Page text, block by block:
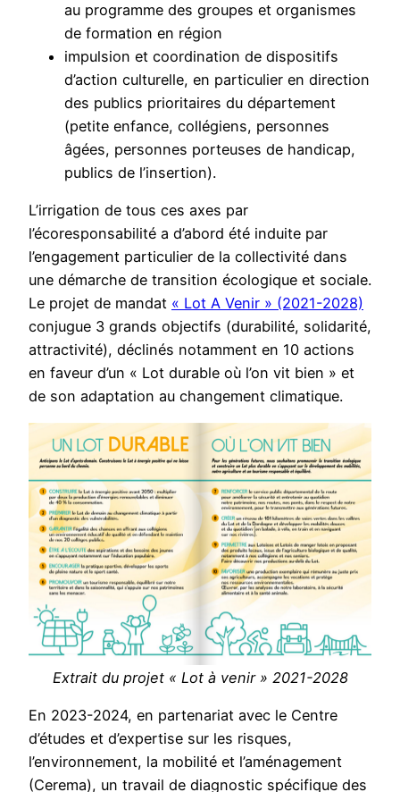
au programme des groupes et organismes
de formation en région
impulsion et coordination de dispositifs
d’action culturelle, en particulier en direction
des publics prioritaires du département
(petite enfance, collégiens, personnes
âgées, personnes porteuses de handicap,
publics de l’insertion).
L’irrigation de tous ces axes par
l’écoresponsabilité a d’abord été induite par
l’engagement particulier de la collectivité dans
une démarche de transition écologique et sociale.
Le projet de mandat « Lot A Venir » (2021-2028)
conjugue 3 grands objectifs (durabilité, solidarité,
attractivité), déclinés notamment en 10 actions
en faveur d’un « Lot durable où l’on vit bien » et
de son adaptation au changement climatique.
Extrait du projet « Lot à venir » 2021-2028
En 2023-2024, en partenariat avec le Centre
d’études et d’expertise sur les risques,
l’environnement, la mobilité et l’aménagement
(Cerema), un travail de diagnostic spécifique des